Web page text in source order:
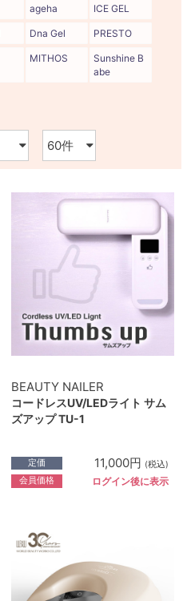
ageha ICE GEL
Dna Gel PRESTO
MITHOS
Sunshine B
abe
BEAUTY NAILER
コードレスUV/LEDライト サム
ズアップ TU-1
定価 11,000円 (税込)
会員価格 ログイン後に表示